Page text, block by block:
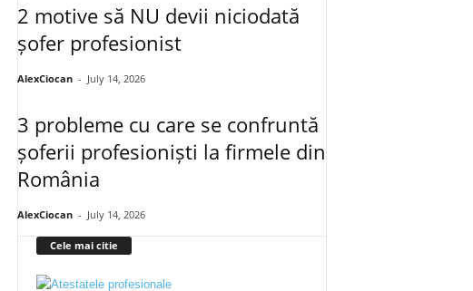
2 motive să NU devii niciodată
șofer profesionist
AlexCiocan - July 14, 2026
3 probleme cu care se confruntă
șoferii profesioniști la firmele din
România
AlexCiocan - July 14, 2026
Cele mai citie